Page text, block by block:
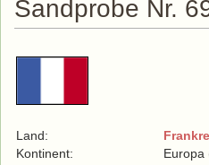
Sandprobe Nr.
Land:
Kontinent:
Europa